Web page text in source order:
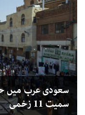
سعودی عرب میں
سمیت 11 زخمی